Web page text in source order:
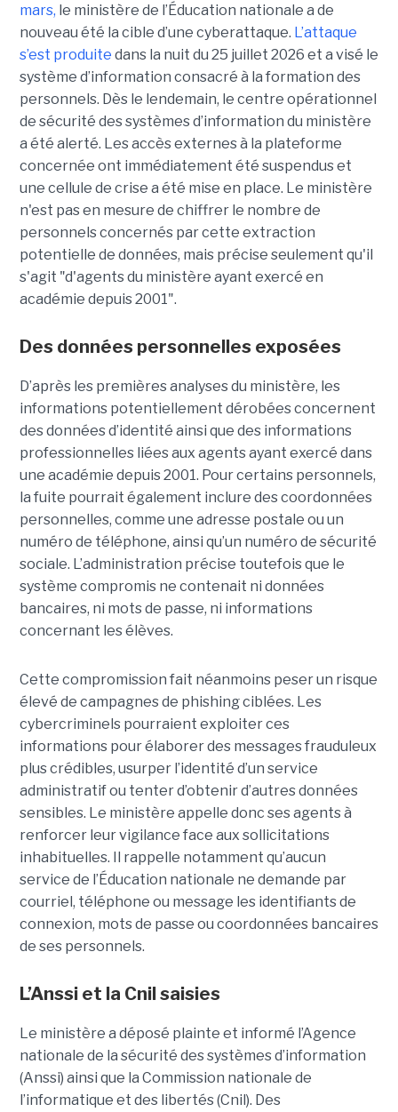
mars, le ministère de l’Éducation nationale a de
nouveau été la cible d’une cyberattaque. L’attaque
s’est produite dans la nuit du 25 juillet 2026 et a visé le
système d’information consacré à la formation des
personnels. Dès le lendemain, le centre opérationnel
de sécurité des systèmes d’information du ministère
a été alerté. Les accès externes à la plateforme
concernée ont immédiatement été suspendus et
une cellule de crise a été mise en place. Le ministère
n'est pas en mesure de chiffrer le nombre de
personnels concernés par cette extraction
potentielle de données, mais précise seulement qu'il
s'agit "d'agents du ministère ayant exercé en
académie depuis 2001".
Des données personnelles exposées
D’après les premières analyses du ministère, les
informations potentiellement dérobées concernent
des données d’identité ainsi que des informations
professionnelles liées aux agents ayant exercé dans
une académie depuis 2001. Pour certains personnels,
la fuite pourrait également inclure des coordonnées
personnelles, comme une adresse postale ou un
numéro de téléphone, ainsi qu’un numéro de sécurité
sociale. L’administration précise toutefois que le
système compromis ne contenait ni données
bancaires, ni mots de passe, ni informations
concernant les élèves.
Cette compromission fait néanmoins peser un risque
élevé de campagnes de phishing ciblées. Les
cybercriminels pourraient exploiter ces
informations pour élaborer des messages frauduleux
plus crédibles, usurper l’identité d’un service
administratif ou tenter d’obtenir d’autres données
sensibles. Le ministère appelle donc ses agents à
renforcer leur vigilance face aux sollicitations
inhabituelles. Il rappelle notamment qu’aucun
service de l’Éducation nationale ne demande par
courriel, téléphone ou message les identifiants de
connexion, mots de passe ou coordonnées bancaires
de ses personnels.
L’Anssi et la Cnil saisies
Le ministère a déposé plainte et informé l’Agence
nationale de la sécurité des systèmes d’information
(Anssi) ainsi que la Commission nationale de
l’informatique et des libertés (Cnil). Des